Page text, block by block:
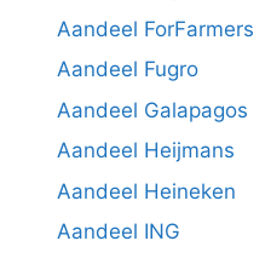
Aandeel ForFarmers
Aandeel Fugro
Aandeel Galapagos
Aandeel Heijmans
Aandeel Heineken
Aandeel ING